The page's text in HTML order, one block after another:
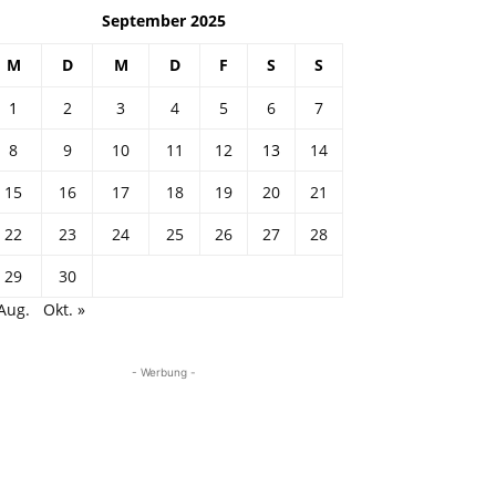
September 2025
M D M D F S S
1 2 3 4 5 6
7
8
9 10 11 12 13
14
15
16 17 18 19 20
21
22
23 24 25 26 27
28
29
30
Okt. »
- Werbung -